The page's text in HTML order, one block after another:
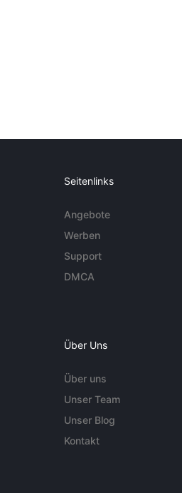
Seitenlinks
Angebote
Werben
Support
DMCA
Über Uns
Über uns
Unser Team
Unser Blog
Kontakt